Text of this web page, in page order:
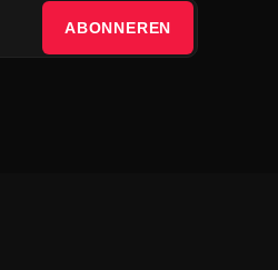
ABONNEREN